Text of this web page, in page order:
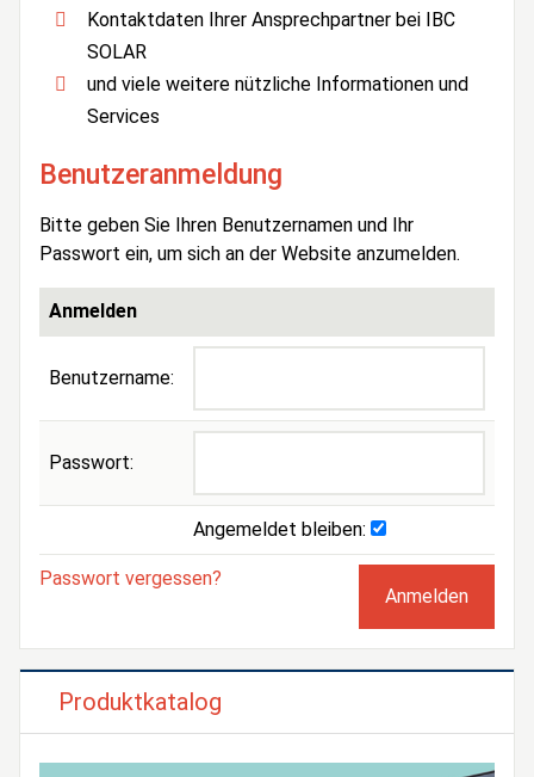
Kontaktdaten Ihrer Ansprechpartner bei IBC
SOLAR
und viele weitere nützliche Informationen und
Services
Benutzeranmeldung
Bitte geben Sie Ihren Benutzernamen und Ihr
Passwort ein, um sich an der Website anzumelden.
Anmelden
Benutzername:
Passwort:
Angemeldet bleiben:
Passwort vergessen?
Produktkatalog